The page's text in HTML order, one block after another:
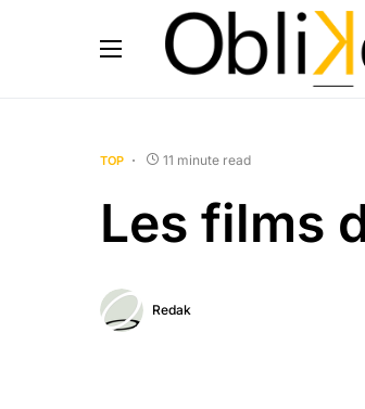
TOP 11 minute read
Les films
Redak